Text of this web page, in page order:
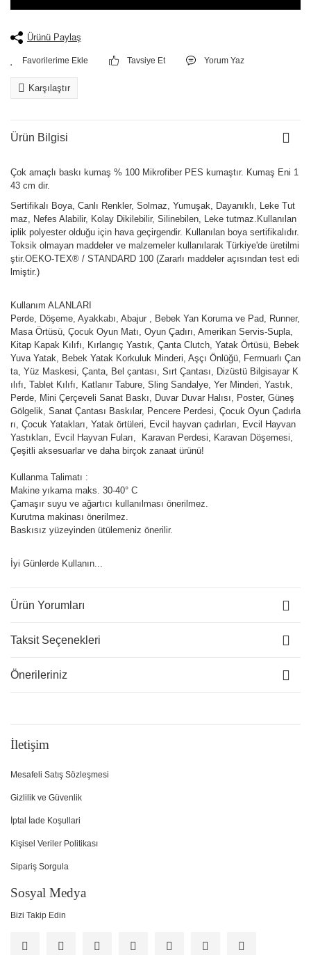
Ürünü Paylaş
Tavsiye Et Yorum Yaz
Karşılaştır
Ürün Bilgisi
Çok amaçlı baskı kumaş % 100 Mikrofiber PES kumaştır. Kumaş Eni 1
43 cm dir.
Sertifikalı Boya, Canlı Renkler, Solmaz, Yumuşak, Dayanıklı, Leke Tut
maz, Nefes Alabilir, Kolay Dikilebilir, Silinebilen, Leke tutmaz.Kullanılan
iplik polyester olduğu için hava geçirgendir. Kullanılan boya sertifikalıdır.
Toksik olmayan maddeler ve malzemeler kullanılarak Türkiye'de üretilmi
ştir.OEKO-TEX® / STANDARD 100 (Zararlı maddeler açısından test edi
lmiştir.)
Kullanım ALANLARI
Perde, Döşeme, Ayakkabı, Abajur , Bebek Yan Koruma ve Pad, Runner,
Masa Örtüsü, Çocuk Oyun Matı, Oyun Çadırı, Amerikan Servis-Supla,
Kitap Kapak Kılıfı, Kırlangıç Yastık, Çanta Clutch, Yatak Örtüsü, Bebek
Yuva Yatak, Bebek Yatak Korkuluk Minderi, Aşçı Önlüğü, Fermuarlı Çan
ta, Yüz Maskesi, Çanta, Bel çantası, Sırt Çantası, Dizüstü Bilgisayar K
ılıfı, Tablet Kılıfı, Katlanır Tabure, Sling Sandalye, Yer Minderi, Yastık,
Perde, Mini Çerçeveli Sanat Baskı, Duvar Duvar Halısı, Poster, Güneş
Gölgelik, Sanat Çantası Baskılar, Pencere Perdesi, Çocuk Oyun Çadırla
rı, Çocuk Yatakları, Yatak örtüleri, Evcil hayvan çadırları, Evcil Hayvan
Yastıkları, Evcil Hayvan Fuları, Karavan Perdesi, Karavan Döşemesi,
Çeşitli aksesuarlar ve daha birçok zanaat ürünü!
Kullanma Talimatı :
Makine yıkama maks. 30-40° C
Çamaşır suyu ve ağartıcı kullanılması önerilmez.
Kurutma makinası önerilmez.
Baskısız yüzeyinden ütülemeniz önerilir.
İyi Günlerde Kullanın...
Ürün Yorumları
Taksit Seçenekleri
Önerileriniz
İletişim
Mesafeli Satış Sözleşmesi
Gizlilik ve Güvenlik
İptal İade Koşullari
Kişisel Veriler Politikası
Sipariş Sorgula
Sosyal Medya
Bizi Takip Edin